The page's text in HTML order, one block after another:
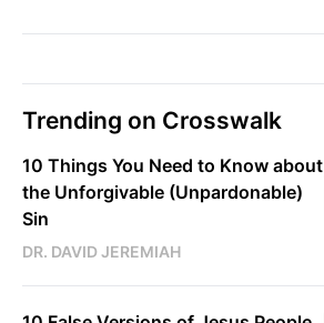
Trending on Crosswalk
10 Things You Need to Know about
the Unforgivable (Unpardonable)
Sin
DR. DAVID JEREMIAH